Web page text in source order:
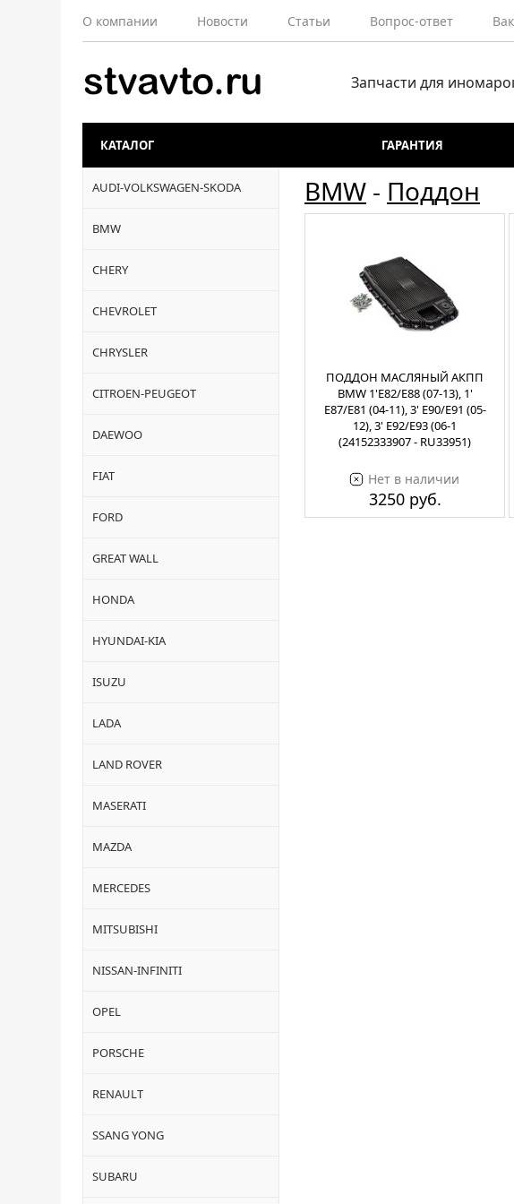
О компании Новости Статьи Вопрос-ответ
Запчасти для
КАТАЛОГ ГАРАНТИЯ
AUDI-VOLKSWAGEN-SKODA
BMW
CHERY
CHEVROLET
CHRYSLER
CITROEN-PEUGEOT
DAEWOO
FIAT
FORD
GREAT WALL
HONDA
HYUNDAI-KIA
ISUZU
LADA
LAND ROVER
MASERATI
MAZDA
MERCEDES
MITSUBISHI
NISSAN-INFINITI
OPEL
PORSCHE
RENAULT
SSANG YONG
SUBARU
BMW - Поддон
ПОДДОН МАСЛЯНЫЙ АКПП
BMW 1'E82/E88 (07-13), 1'
E87/E81 (04-11), 3' E90/E91 (05-
12), 3' E92/E93 (06-1
(24152333907 - RU33951)
Нет в наличии
3250 руб.